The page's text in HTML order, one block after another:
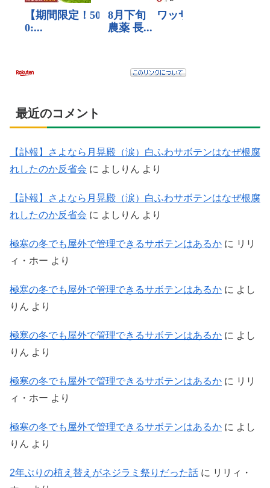
最近のコメント
【訃報】さよなら月晃殿（涙）白ふわサボテンはなぜ根腐
れしたのか反省会 に よしりん より
【訃報】さよなら月晃殿（涙）白ふわサボテンはなぜ根腐
れしたのか反省会 に よしりん より
極寒の冬でも屋外で管理できるサボテンはあるか に リリ
ィ・ホー より
極寒の冬でも屋外で管理できるサボテンはあるか に よし
りん より
極寒の冬でも屋外で管理できるサボテンはあるか に よし
りん より
極寒の冬でも屋外で管理できるサボテンはあるか に リリ
ィ・ホー より
極寒の冬でも屋外で管理できるサボテンはあるか に よし
りん より
2年ぶりの植え替えがネジラミ祭りだった話 に リリィ・